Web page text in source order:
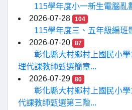
115學年度小一新生電腦亂
2026-07-28
104
115學年度三、五年級編班
2026-07-20
87
彰化縣大村鄉村上國民小
理代課教師甄選簡章...
2026-07-29
80
彰化縣大村鄉村上國民小
代課教師甄選第三階...